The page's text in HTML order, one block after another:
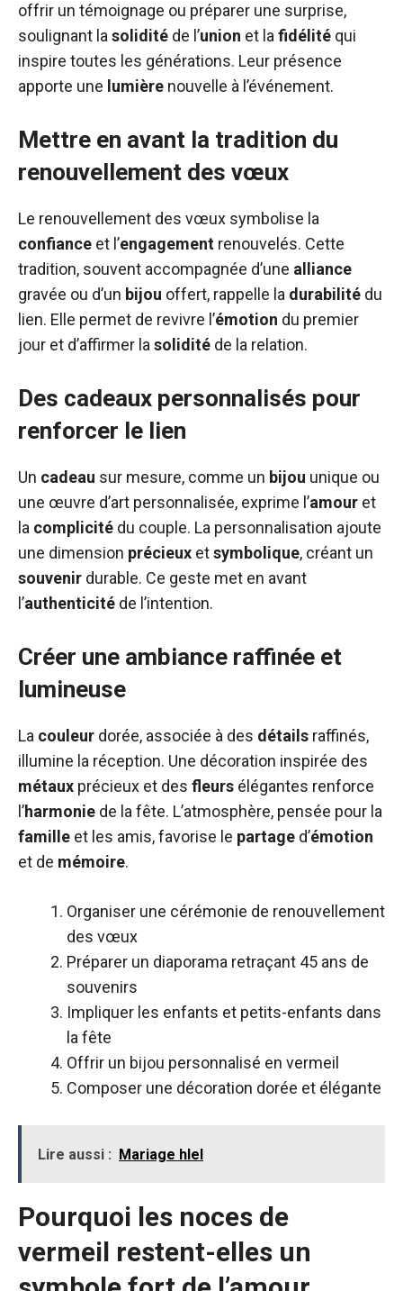
offrir un témoignage ou préparer une surprise,
soulignant la solidité de l’union et la fidélité qui
inspire toutes les générations. Leur présence
apporte une lumière nouvelle à l’événement.
Mettre en avant la tradition du
renouvellement des vœux
Le renouvellement des vœux symbolise la
confiance et l’engagement renouvelés. Cette
tradition, souvent accompagnée d’une alliance
gravée ou d’un bijou offert, rappelle la durabilité du
lien. Elle permet de revivre l’émotion du premier
jour et d’affirmer la solidité de la relation.
Des cadeaux personnalisés pour
renforcer le lien
Un cadeau sur mesure, comme un bijou unique ou
une œuvre d’art personnalisée, exprime l’amour et
la complicité du couple. La personnalisation ajoute
une dimension précieux etsymbolique, créant un
souvenir durable. Ce geste met en avant
l’authenticité de l’intention.
Créer une ambiance raffinée et
lumineuse
La couleur dorée, associée à des détails raffinés,
illumine la réception. Une décoration inspirée des
métaux précieux et des fleurs élégantes renforce
l’harmonie de la fête. L’atmosphère, pensée pour la
famille et les amis, favorise le partage d’émotion
et de mémoire.
Organiser une cérémonie de renouvellement
des vœux
Préparer un diaporama retraçant 45 ans de
souvenirs
Impliquer les enfants et petits-enfants dans
la fête
Offrir un bijou personnalisé en vermeil
Composer une décoration dorée et élégante
Lire aussi : Mariage hlel
Pourquoi les noces de
vermeil restent-elles un